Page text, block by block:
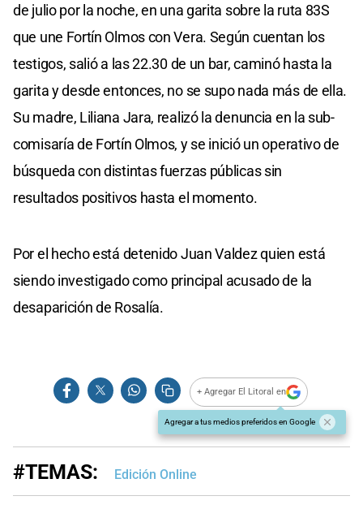
de julio por la noche, en una garita sobre la ruta 83S
que une Fortín Olmos con Vera. Según cuentan los
testigos, salió a las 22.30 de un bar, caminó hasta la
garita y desde entonces, no se supo nada más de ella.
Su madre, Liliana Jara, realizó la denuncia en la sub-
comisaría de Fortín Olmos, y se inició un operativo de
búsqueda con distintas fuerzas públicas sin
resultados positivos hasta el momento.
Por el hecho está detenido Juan Valdez quien está
siendo investigado como principal acusado de la
desaparición de Rosalía.
+ Agregar El Litoral en
Agregar a tus medios preferidos en Google
#TEMAS: Edición Online